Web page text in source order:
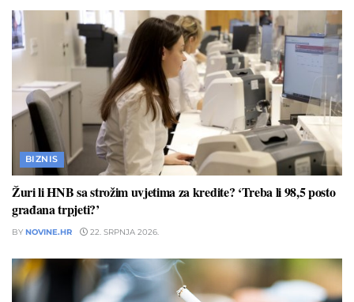
BIZNIS
Žuri li HNB sa strožim uvjetima za kredite? ‘Treba li 98,5 posto
građana trpjeti?’
BY NOVINE.HR 22. SRPNJA 2026.